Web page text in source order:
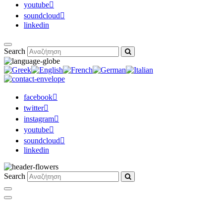
youtube
soundcloud
linkedin
Search
facebook
twitter
instagram
youtube
soundcloud
linkedin
Search